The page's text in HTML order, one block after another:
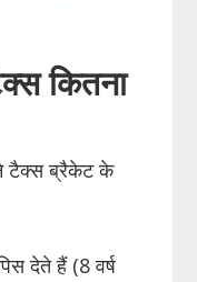
कितना
टैक्स ब्रैकेट के
देते हैं (8 वर्ष